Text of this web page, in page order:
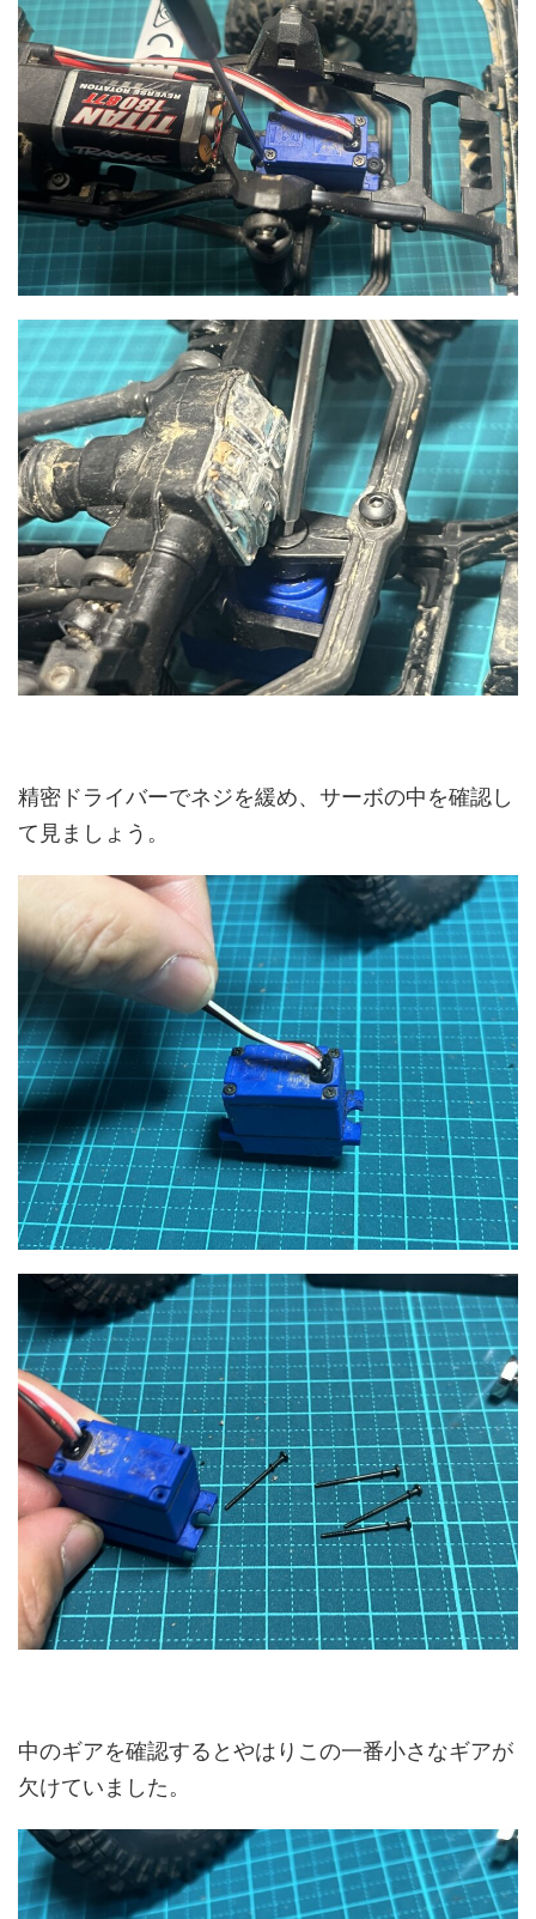
精密ドライバーでネジを緩め、サーボの中を確認し
て見ましょう。
中のギアを確認するとやはりこの一番小さなギアが
欠けていました。